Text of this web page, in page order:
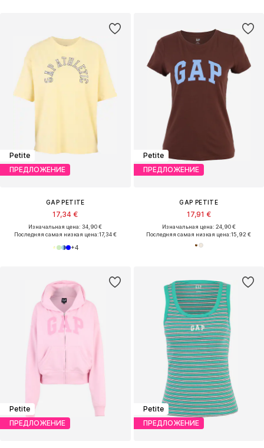
Petite
ПРЕДЛОЖЕНИЕ
GAP PETITE
17,34 €
Изначальная цена: 34,90 €
Последняя самая низкая цена:17,34 €
+4
Petite
ПРЕДЛОЖЕНИЕ
GAP PETITE
17,91 €
Изначальная цена: 24,90 €
Последняя самая низкая цена:15,92 €
Petite
ПРЕДЛОЖЕНИЕ
Petite
ПРЕДЛОЖЕНИЕ